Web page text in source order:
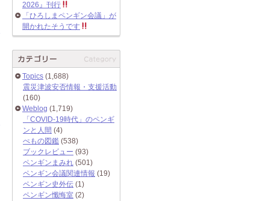
2026』刊行
「ひろしまペンギン会議」が
開かれたそうです
Topics (1,688)
震災津波安否情報・支援活動
(160)
Weblog (1,719)
「COVID-19時代」のペンギ
ンと人間 (4)
ぺもの図鑑 (538)
ブックレビュー (93)
ペンギンまみれ (501)
ペンギン会議関連情報 (19)
ペンギン史外伝 (1)
ペンギン懺悔室 (2)